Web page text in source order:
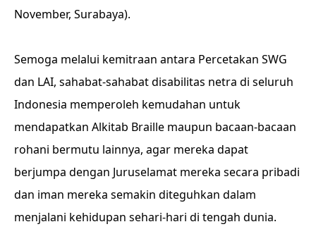
November, Surabaya).
Semoga melalui kemitraan antara Percetakan SWG
dan LAI, sahabat-sahabat disabilitas netra di seluruh
Indonesia memperoleh kemudahan untuk
mendapatkan Alkitab Braille maupun bacaan-bacaan
rohani bermutu lainnya, agar mereka dapat
berjumpa dengan Juruselamat mereka secara pribadi
dan iman mereka semakin diteguhkan dalam
menjalani kehidupan sehari-hari di tengah dunia.